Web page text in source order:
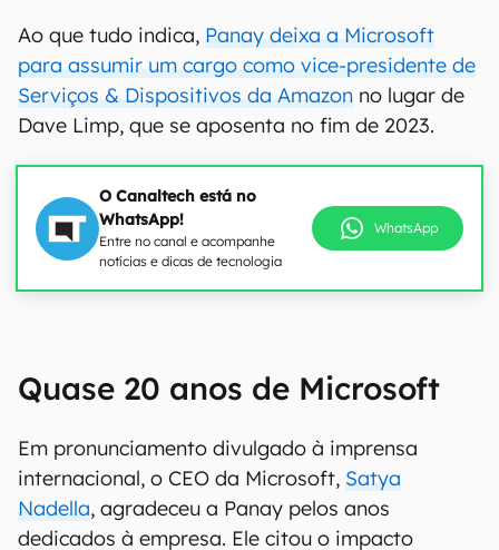
Ao que tudo indica, Panay deixa a Microsoft
para assumir um cargo como vice-presidente de
Serviços & Dispositivos da Amazon no lugar de
Dave Limp, que se aposenta no fim de 2023.
O Canaltech está no
WhatsApp!
Entre no canal e acompanhe
notícias e dicas de tecnologia
WhatsApp
Quase 20 anos de Microsoft
Em pronunciamento divulgado à imprensa
internacional, o CEO da Microsoft, Satya
Nadella, agradeceu a Panay pelos anos
dedicados à empresa. Ele citou o impacto